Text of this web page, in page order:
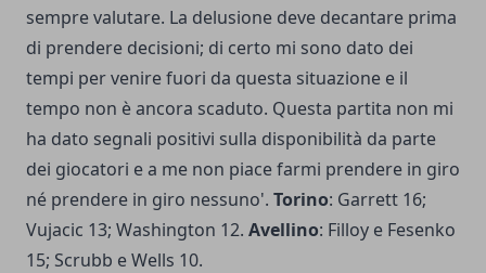
sempre valutare. La delusione deve decantare prima
di prendere decisioni; di certo mi sono dato dei
tempi per venire fuori da questa situazione e il
tempo non è ancora scaduto. Questa partita non mi
ha dato segnali positivi sulla disponibilità da parte
dei giocatori e a me non piace farmi prendere in giro
né prendere in giro nessuno'. Torino: Garrett 16;
Vujacic 13; Washington 12. Avellino: Filloy e Fesenko
15; Scrubb e Wells 10.